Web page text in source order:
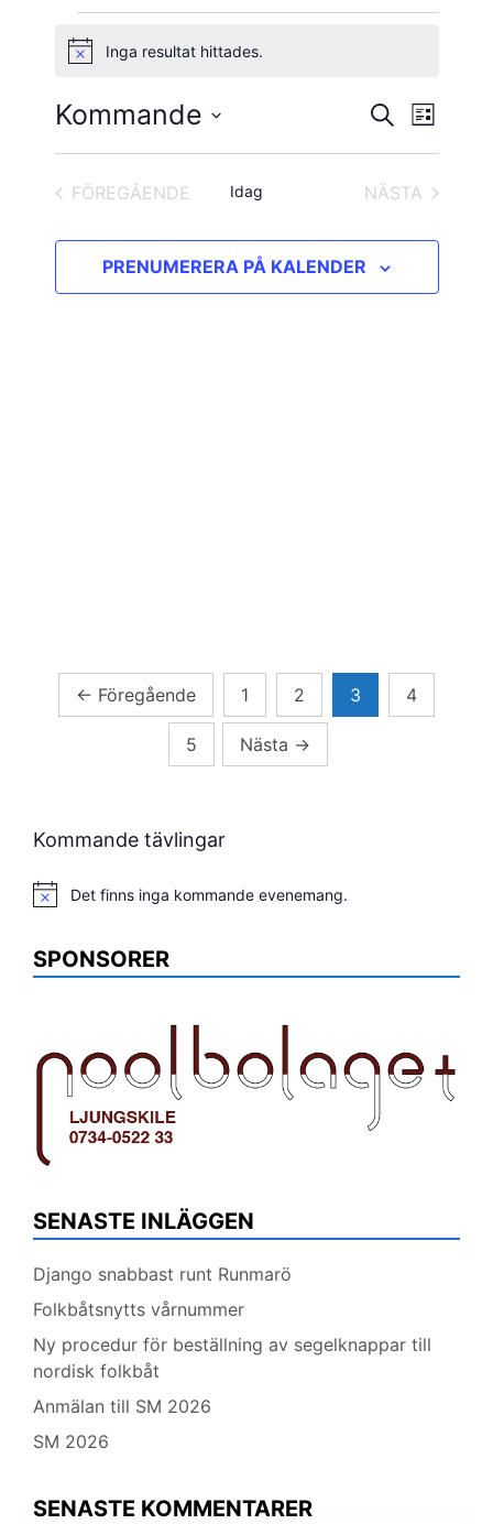
Evenemang
Notis Inga resultat hittades.
Search
and
Views
SÖK LISTA
Kommande
Välj
FÖREGÅENDE
Idag
NÄSTA
PRENUMERERA PÅ KALENDER
Sidnumrering
← Föregående 1 2 3 4
5 Nästa →
Kommande tävlingar
Notis Det finns inga kommande evenemang.
SPONSORER
SENASTE INLÄGGEN
Django snabbast runt Runmarö
Folkbåtsnytts vårnummer
Ny procedur för beställning av segelknappar till
nordisk folkbåt
Anmälan till SM 2026
SM 2026
SENASTE KOMMENTARER